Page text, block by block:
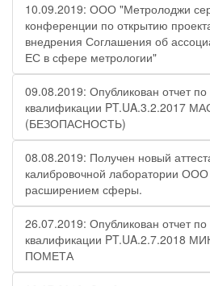
10.09.2019: ООО "Метролоджи
конференции по открытию
внедрения Соглашения об
ЕС в сфере метрологии"
09.08.2019: Опубликован отчет по
квалификации PT.UA.3.2.2017
(БЕЗОПАСНОСТЬ)
08.08.2019: Получен новый
калибровочной лаборатории
расширением сферы.
26.07.2019: Опубликован отчет по
квалификации PT.UA.2.7.2018
ПОМЕТА